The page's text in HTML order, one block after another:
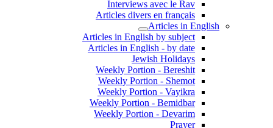
Interviews avec le Rav
Articles divers en français
Articles in English
Articles in English by subject
Articles in English - by date
Jewish Holidays
Weekly Portion - Bereshit
Weekly Portion - Shemot
Weekly Portion - Vayikra
Weekly Portion - Bemidbar
Weekly Portion - Devarim
Prayer